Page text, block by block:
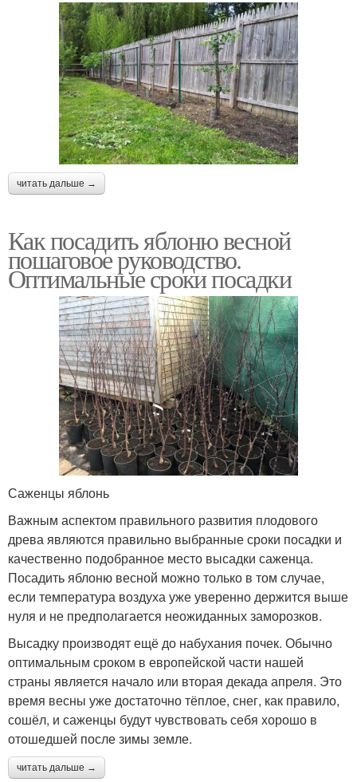
читать дальше →
Как посадить яблоню весной
пошаговое руководство.
Оптимальные сроки посадки
Саженцы яблонь
Важным аспектом правильного развития плодового
древа являются правильно выбранные сроки посадки и
качественно подобранное место высадки саженца.
Посадить яблоню весной можно только в том случае,
если температура воздуха уже уверенно держится выше
нуля и не предполагается неожиданных заморозков.
Высадку производят ещё до набухания почек. Обычно
оптимальным сроком в европейской части нашей
страны является начало или вторая декада апреля. Это
время весны уже достаточно тёплое, снег, как правило,
сошёл, и саженцы будут чувствовать себя хорошо в
отошедшей после зимы земле.
читать дальше →